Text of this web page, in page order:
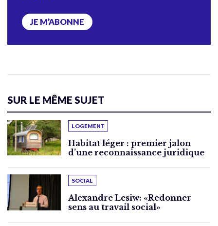
JE M’ABONNE
SUR LE MÊME SUJET
LOGEMENT
Habitat léger : premier jalon
d’une reconnaissance juridique
SOCIAL
Alexandre Lesiw: «Redonner
sens au travail social»